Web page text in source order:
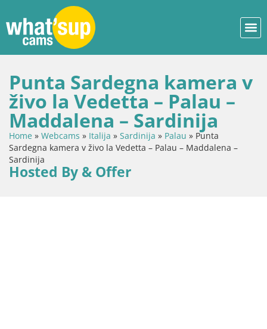
Punta Sardegna kamera v
živo la Vedetta – Palau –
Maddalena – Sardinija
Home » Webcams » Italija » Sardinija » Palau » Punta
Sardegna kamera v živo la Vedetta – Palau – Maddalena –
Sardinija
Hosted By & Offer